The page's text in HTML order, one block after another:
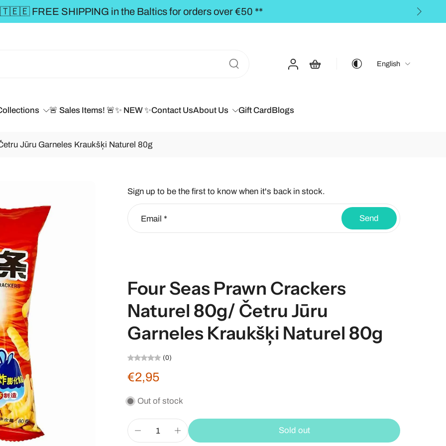
** FREE SHIPPING to the BALTICS for
English
🚨 Sales Items! 🚨✨ NEW ✨Contact UsAbout Us Gift CardBlogs
Jūru Garneles Kraukšķi Naturel 80g
Sign up to be the first to know when it's back in stock.
Email * Send
Four Seas Prawn Crackers
Naturel 80g/ Četru Jūru
Garneles Kraukšķi Naturel 80g
(0)
€2,95
Out of stock
Sold out